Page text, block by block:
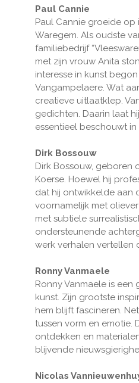
Paul Cannie
Paul Cannie groeide
Waregem. Als oudste
familiebedrijf
met zijn vrouw Anita
interesse in kunst
Vangampelaere. Wat
creatieve uitlaatklep.
gedichten. Daarin laat
essentieel beschouwt in
Dirk Bossouw
Dirk Bossouw, geboren
Koerse. Hoewel hij
dat hij ontwikkelde aan
voornamelijk met
met subtiele
ondersteunende
werk verhalen vertellen
Ronny Vanmaele
Ronny Vanmaele is
kunst. Zijn grootste
hem blijft fascineren.
tussen vorm en
ontdekken en
blijvende
Nicolas